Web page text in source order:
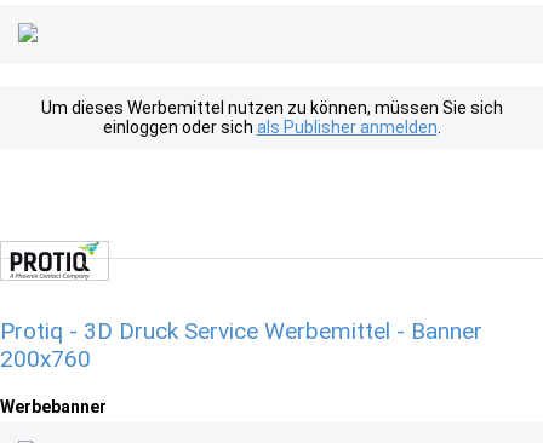
Um dieses Werbemittel nutzen zu können, müssen Sie sich
einloggen oder sich als Publisher anmelden
Protiq - 3D Druck Service Werbemittel - Banner
200x760
Werbebanner